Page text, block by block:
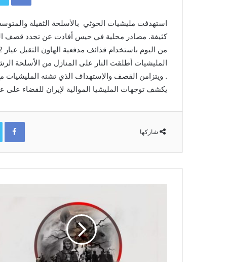
استهدفت مليشيات الحوثي بالأسلحة الثقيلة
كثيفة. مصادر محلية في حيس أفادت عن تجدد قصف
. ويتزامن القصف والإستهداف الذي تشنه
يكشف توجهات المليشيا الموالية لإيران للقضاء على
شاركها